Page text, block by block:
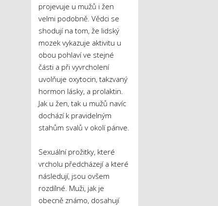
projevuje u mužů i žen
velmi podobně. Vědci se
shodují na tom, že lidský
mozek vykazuje aktivitu u
obou pohlaví ve stejné
části a při vyvrcholení
uvolňuje oxytocin, takzvaný
hormon lásky, a prolaktin.
Jak u žen, tak u mužů navíc
dochází k pravidelným
stahům svalů v okolí pánve.
Sexuální prožitky, které
vrcholu předcházejí a které
následují, jsou ovšem
rozdílné. Muži, jak je
obecně známo, dosahují